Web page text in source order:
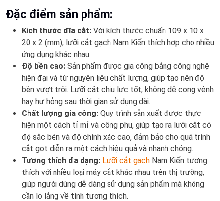
Đặc điểm sản phẩm:
Kích thước đĩa cắt: Với kích thước chuẩn 109 x 10 x
20 x 2 (mm), lưỡi cắt gạch Nam Kiến thích hợp cho nhiều
ứng dụng khác nhau.
Độ bền cao: Sản phẩm được gia công bằng công nghệ
hiện đại và từ nguyên liệu chất lượng, giúp tạo nên độ
bền vượt trội. Lưỡi cắt chịu lực tốt, không dễ cong vênh
hay hư hỏng sau thời gian sử dụng dài.
Chất lượng gia công: Quy trình sản xuất được thực
hiện một cách tỉ mỉ và công phu, giúp tạo ra lưỡi cắt có
độ sắc bén và độ chính xác cao, đảm bảo cho quá trình
cắt gọt diễn ra một cách hiệu quả và nhanh chóng.
Tương thích đa dạng: Lưỡi cắt gạch Nam Kiến tương
thích với nhiều loại máy cắt khác nhau trên thị trường,
giúp người dùng dễ dàng sử dụng sản phẩm mà không
cần lo lắng về tính tương thích.